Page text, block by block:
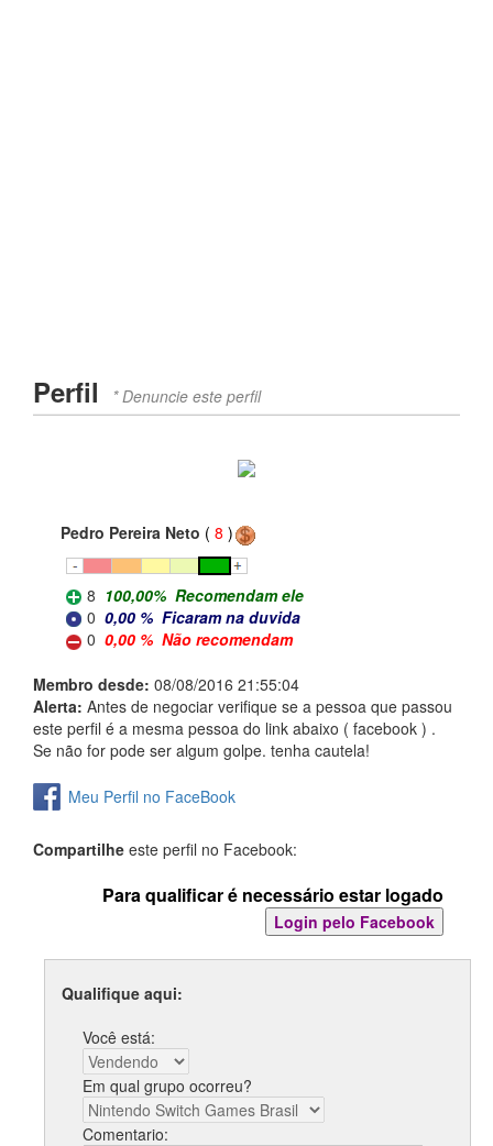
Perfil * Denuncie este perfil
Pedro Pereira Neto ( 8 )
8 100,00% Recomendam ele
0 0,00 % Ficaram na duvida
0 0,00 % Não recomendam
Membro desde: 08/08/2016 21:55:04
Alerta: Antes de negociar verifique se a pessoa que passou
este perfil é a mesma pessoa do link abaixo ( facebook ) .
Se não for pode ser algum golpe. tenha cautela!
Meu Perfil no FaceBook
Compartilhe este perfil no Facebook:
Para qualificar é necessário estar logado
Qualifique aqui:
Você está:
Em qual grupo ocorreu?
Comentario: